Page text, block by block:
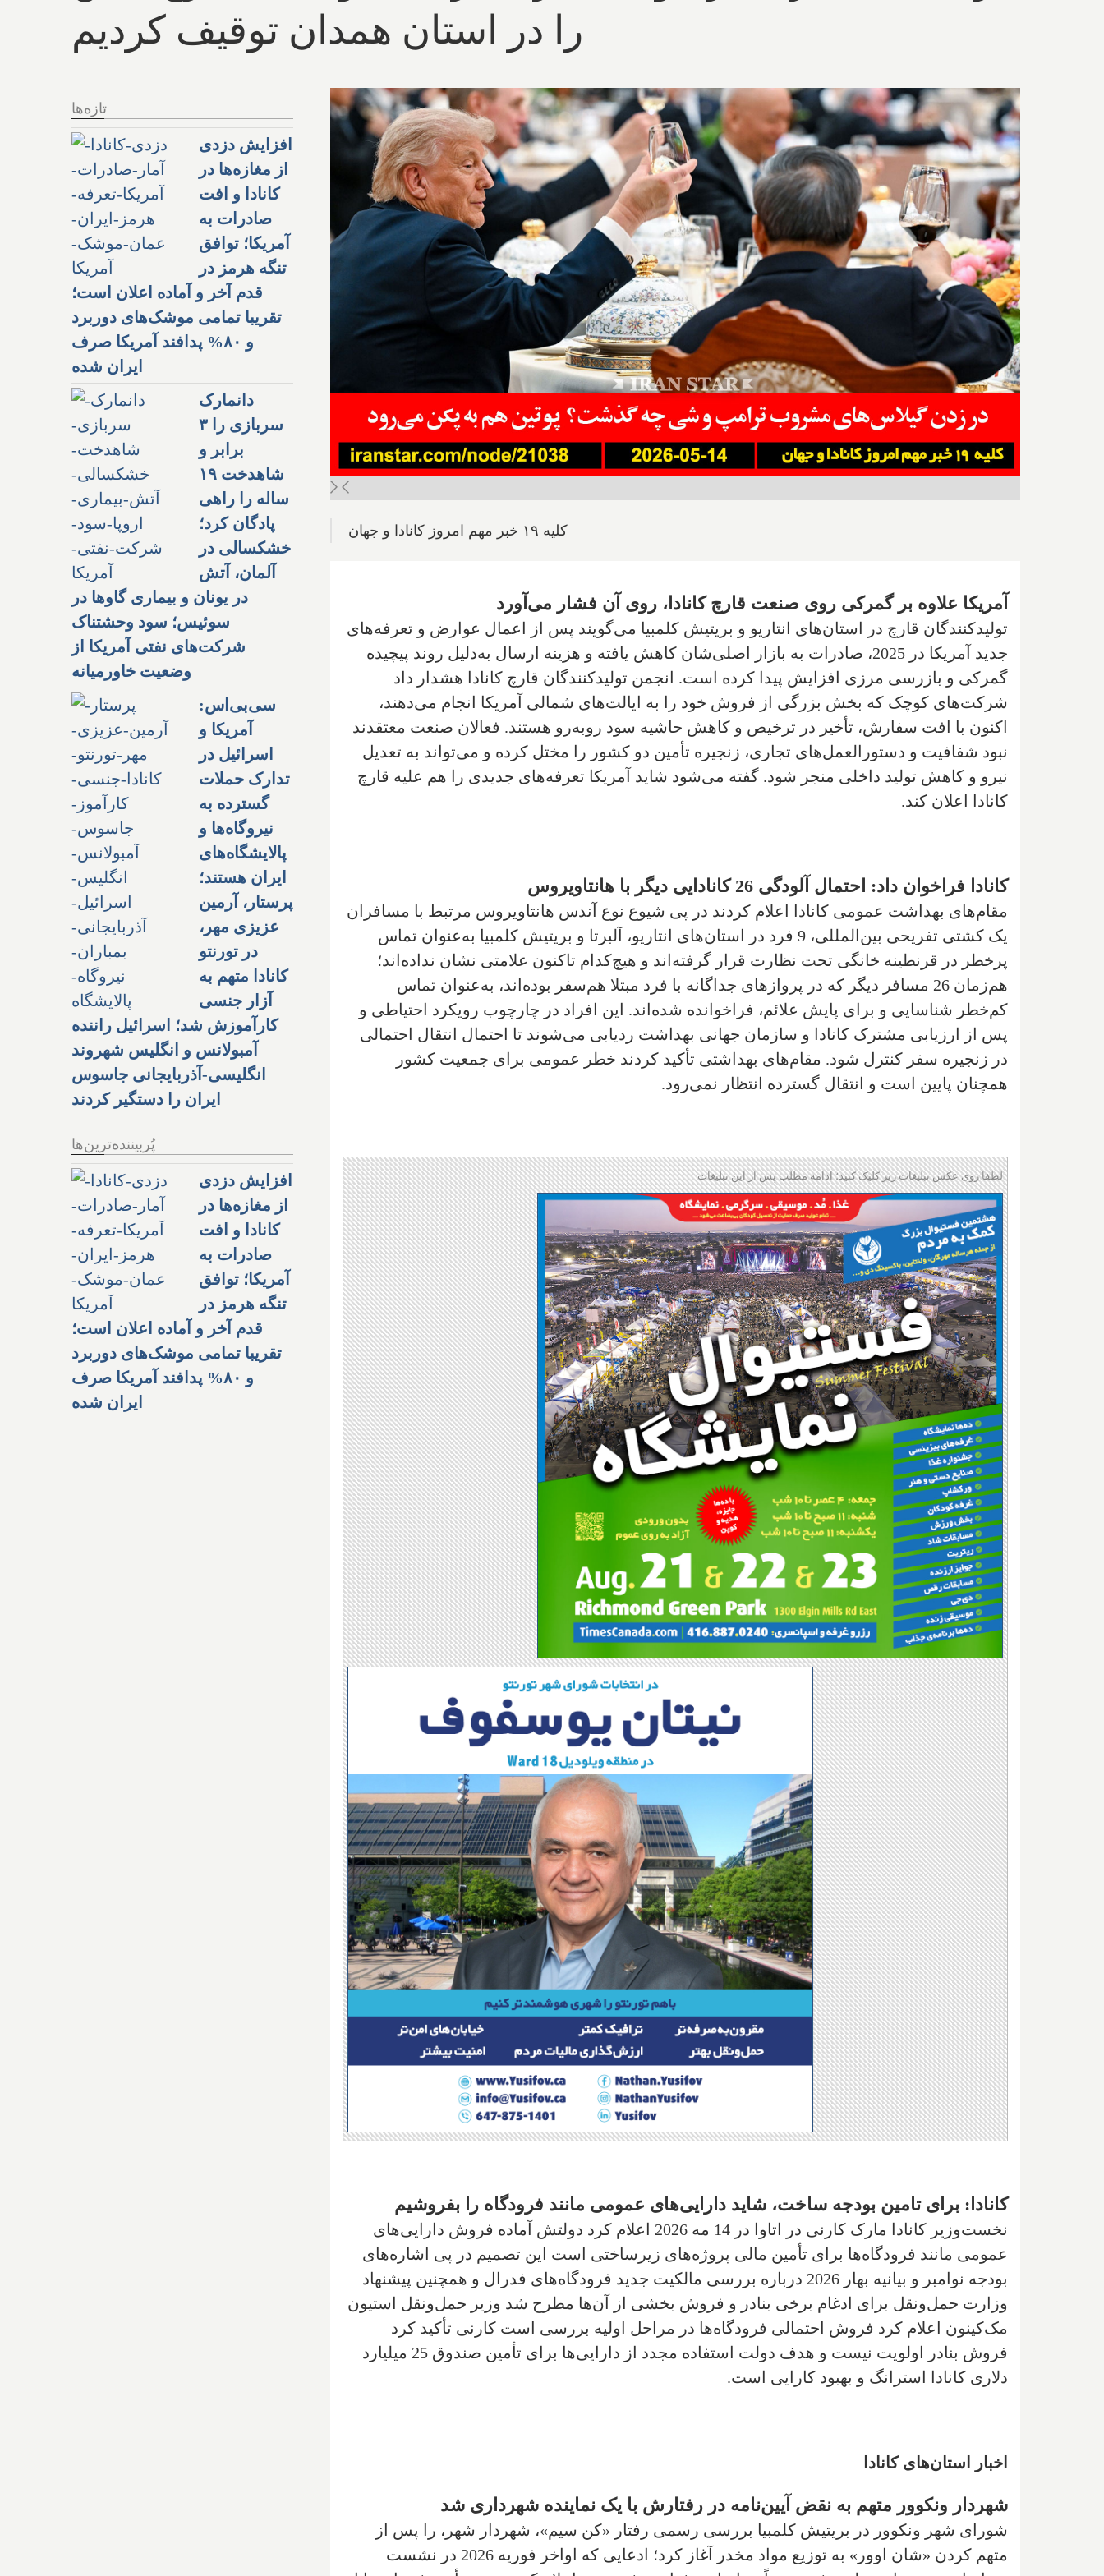
را در استان همدان توقیف کردیم
کلیه ۱۹ خبر مهم امروز کانادا و جهان
آمریکا علاوه بر گمرکی روی صنعت قارچ کانادا، روی آن فشار می‌آورد
تولیدکنندگان قارچ در استان‌های انتاریو و بریتیش کلمبیا می‌گویند پس از اعمال عوارض و تعرفه‌های
جدید آمریکا در 2025، صادرات به بازار اصلی‌شان کاهش یافته و هزینه ارسال به‌دلیل روند پیچیده
گمرکی و بازرسی مرزی افزایش پیدا کرده است. انجمن تولیدکنندگان قارچ کانادا هشدار داد
شرکت‌های کوچک که بخش بزرگی از فروش خود را به ایالت‌های شمالی آمریکا انجام می‌دهند،
اکنون با افت سفارش، تأخیر در ترخیص و کاهش حاشیه سود روبه‌رو هستند. فعالان صنعت معتقدند
نبود شفافیت و دستورالعمل‌های تجاری، زنجیره تأمین دو کشور را مختل کرده و می‌تواند به تعدیل
نیرو و کاهش تولید داخلی منجر شود. گفته می‌شود شاید آمریکا تعرفه‌های جدیدی را هم علیه قارچ
کانادا اعلان کند.
کانادا فراخوان داد: احتمال آلودگی 26 کانادایی دیگر با هانتاویروس
مقام‌های بهداشت عمومی کانادا اعلام کردند در پی شیوع نوع آندس هانتاویروس مرتبط با مسافران
یک کشتی تفریحی بین‌المللی، 9 فرد در استان‌های انتاریو، آلبرتا و بریتیش کلمبیا به‌عنوان تماس
پرخطر در قرنطینه خانگی تحت نظارت قرار گرفته‌اند و هیچ‌کدام تاکنون علامتی نشان نداده‌اند؛
هم‌زمان 26 مسافر دیگر که در پروازهای جداگانه با فرد مبتلا هم‌سفر بوده‌اند، به‌عنوان تماس
کم‌خطر شناسایی و برای پایش علائم، فراخوانده شده‌اند. این افراد در چارچوب رویکرد احتیاطی و
پس از ارزیابی مشترک کانادا و سازمان جهانی بهداشت ردیابی می‌شوند تا احتمال انتقال احتمالی
در زنجیره سفر کنترل شود. مقام‌های بهداشتی تأکید کردند خطر عمومی برای جمعیت کشور
همچنان پایین است و انتقال گسترده انتظار نمی‌رود.
لطفا روی عکس تبلیغات زیر کلیک کنید؛ ادامه مطلب پس از این تبلیغات
کانادا: برای تامین بودجه ساخت، شاید دارایی‌های عمومی مانند فرودگاه را بفروشیم
نخست‌وزیر کانادا مارک کارنی در اتاوا در 14 مه 2026 اعلام کرد دولتش آماده فروش دارایی‌های
عمومی مانند فرودگاه‌ها برای تأمین مالی پروژه‌های زیرساختی است این تصمیم در پی اشاره‌های
بودجه نوامبر و بیانیه بهار 2026 درباره بررسی مالکیت جدید فرودگاه‌های فدرال و همچنین پیشنهاد
وزارت حمل‌ونقل برای ادغام برخی بنادر و فروش بخشی از آن‌ها مطرح شد وزیر حمل‌ونقل استیون
مک‌کینون اعلام کرد فروش احتمالی فرودگاه‌ها در مراحل اولیه بررسی است کارنی تأکید کرد
فروش بنادر اولویت نیست و هدف دولت استفاده مجدد از دارایی‌ها برای تأمین صندوق 25 میلیارد
دلاری کانادا استرانگ و بهبود کارایی است.
اخبار استان‌های کانادا
شهردار ونکوور متهم به نقض آیین‌نامه در رفتارش با یک نماینده شهرداری شد
شورای شهر ونکوور در بریتیش کلمبیا بررسی رسمی رفتار «کن سیم»، شهردار شهر، را پس از
متهم کردن «شان اوور» به توزیع مواد مخدر آغاز کرد؛ ادعایی که اواخر فوریه 2026 در نشست
تازه‌ها
افزایش دزدی
از مغازه‌ها در
کانادا و افت
صادرات به
آمریکا؛ توافق
تنگه هرمز در
قدم آخر و آماده اعلان است؛
تقریبا تمامی موشک‌های دوربرد
و ۸۰% پدافند آمریکا صرف
ایران شده
دانمارک
سربازی را ۳
برابر و
شاهدخت ۱۹
ساله را راهی
پادگان کرد؛
خشکسالی در
آلمان، آتش
در یونان و بیماری گاوها در
سوئیس؛ سود وحشتناک
شرکت‌های نفتی آمریکا از
وضعیت خاورمیانه
سی‌بی‌اس:
آمریکا و
اسرائیل در
تدارک حملات
گسترده به
نیروگاه‌ها و
پالایشگاه‌های
ایران هستند؛
پرستار، آرمین
عزیزی مهر،
در تورنتو
کانادا متهم به
آزار جنسی
کارآموزش شد؛ اسرائیل راننده
آمبولانس و انگلیس شهروند
انگلیسی-آذربایجانی جاسوس
ایران را دستگیر کردند
پُربیننده‌ترین‌ها
افزایش دزدی
از مغازه‌ها در
کانادا و افت
صادرات به
آمریکا؛ توافق
تنگه هرمز در
قدم آخر و آماده اعلان است؛
تقریبا تمامی موشک‌های دوربرد
و ۸۰% پدافند آمریکا صرف
ایران شده